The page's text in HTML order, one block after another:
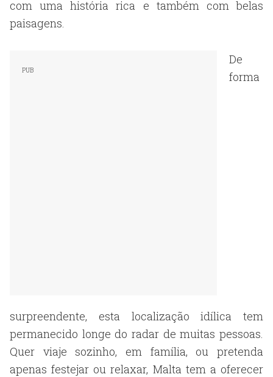
com uma história rica e também com belas
paisagens.
De
forma
surpreendente, esta localização idílica tem
permanecido longe do radar de muitas pessoas.
Quer viaje sozinho, em família, ou pretenda
apenas festejar ou relaxar, Malta tem a oferecer